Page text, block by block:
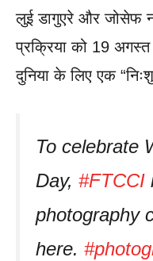
लुई डागुएरे और जोसेफ
प्रक्रिया को 19
दुनिया के लिए एक
To celebrate
Day, #FTCCI
photography
here.